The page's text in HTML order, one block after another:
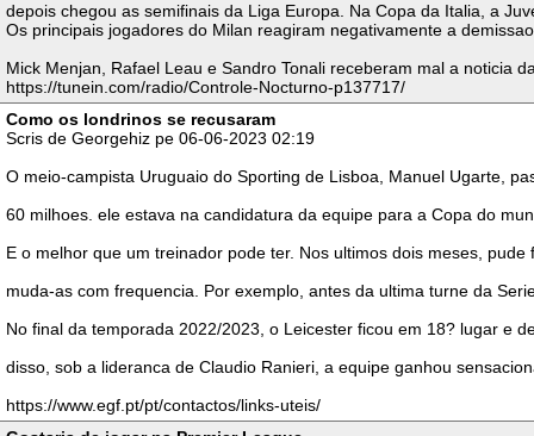
depois chegou as semifinais da Liga Europa. Na Copa da Italia, a
Os principais jogadores do Milan reagiram negativamente a
Mick Menjan, Rafael Leau e Sandro Tonali receberam mal a noticia
https://tunein.com/radio/Controle-Nocturno-p137717/
Como os londrinos se recusaram
Scris de Georgehiz pe 06-06-2023 02:19
O meio-campista Uruguaio do Sporting de Lisboa, Manuel Ugarte,
60 milhoes. ele estava na candidatura da equipe para a Copa do
E o melhor que um treinador pode ter. Nos ultimos dois meses,
muda-as com frequencia. Por exemplo, antes da ultima turne da
No final da temporada 2022/2023, o Leicester ficou em 18? lugar e
disso, sob a lideranca de Claudio Ranieri, a equipe ganhou
https://www.egf.pt/pt/contactos/links-uteis/